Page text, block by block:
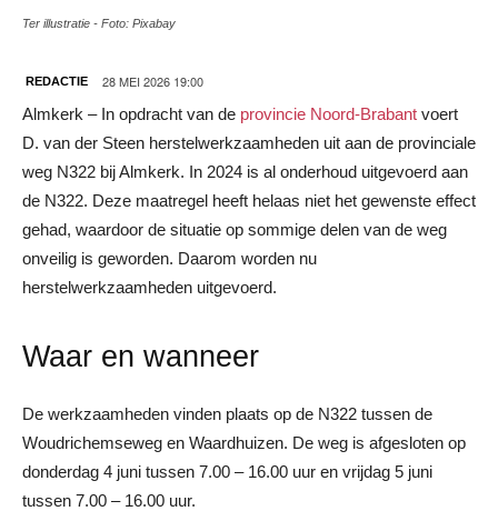
Ter illustratie - Foto: Pixabay
REDACTIE 28 MEI 2026 19:00
Almkerk – In opdracht van de provincie Noord-Brabant voert
D. van der Steen herstelwerkzaamheden uit aan de provinciale
weg N322 bij Almkerk. In 2024 is al onderhoud uitgevoerd aan
de N322. Deze maatregel heeft helaas niet het gewenste effect
gehad, waardoor de situatie op sommige delen van de weg
onveilig is geworden. Daarom worden nu
herstelwerkzaamheden uitgevoerd.
Waar en wanneer
De werkzaamheden vinden plaats op de N322 tussen de
Woudrichemseweg en Waardhuizen. De weg is afgesloten op
donderdag 4 juni tussen 7.00 – 16.00 uur en vrijdag 5 juni
tussen 7.00 – 16.00 uur.